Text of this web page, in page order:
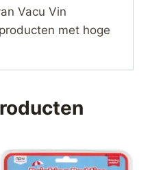
Vacu Vin
met hoge